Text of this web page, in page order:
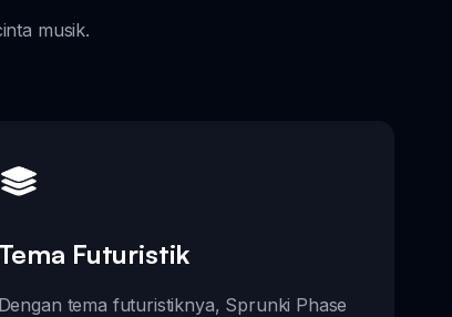
musik.
Tema Futuristik
Dengan tema futuristiknya, Sprunki Phase